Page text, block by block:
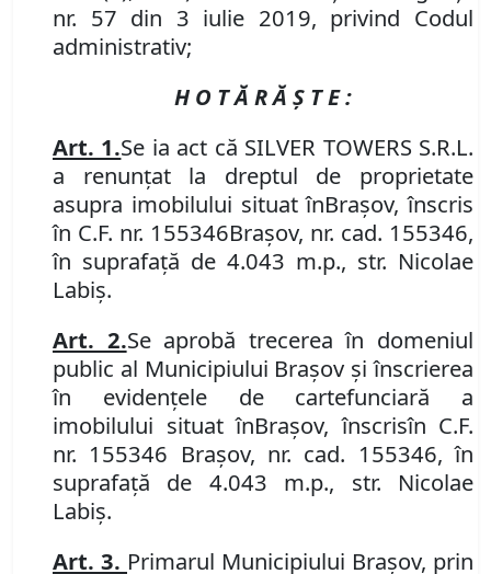
nr. 57 din 3 iulie 2019, privind Codul
administrativ;
H O T Ă R Ă Ş T E :
Art. 1.Se ia act că SILVER TOWERS S.R.L.
a renunțat la dreptul de proprietate
asupra imobilului situat înBraşov, înscris
în C.F. nr. 155346Brașov, nr. cad. 155346,
în suprafață de 4.043 m.p., str. Nicolae
Labiș.
Art. 2.Se aprobă trecerea în domeniul
public al Municipiului Braşov şi înscrierea
în evidenţele de cartefunciară a
imobilului situat înBraşov, înscrisîn C.F.
nr. 155346 Brașov, nr. cad. 155346, în
suprafață de 4.043 m.p., str. Nicolae
Labiș.
Art. 3. Primarul Municipiului Braşov, prin